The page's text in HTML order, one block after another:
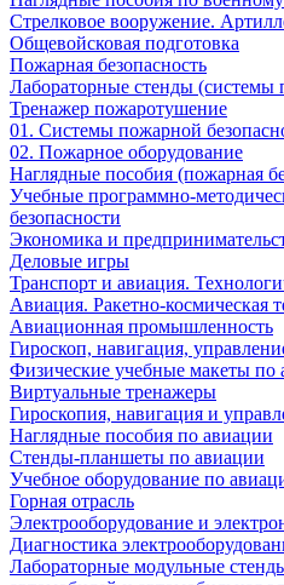
Стрелковое вооружение.
Общевойсковая подготовка
Пожарная безопасность
Лабораторные стенды (системы
Тренажер пожаротушение
01. Системы пожарной
02. Пожарное оборудование
Наглядные пособия (пожарная
Учебные программно-
безопасности
Экономика и
Деловые игры
Транспорт и авиация.
Авиация. Ракетно-космическая
Авиационная промышленность
Гироскоп, навигация,
Физические учебные макеты по
Виртуальные тренажеры
Гироскопия, навигация и
Наглядные пособия по авиации
Стенды-планшеты по авиации
Учебное оборудование по
Горная отрасль
Электрооборудование и
Диагностика
Лабораторные модульные